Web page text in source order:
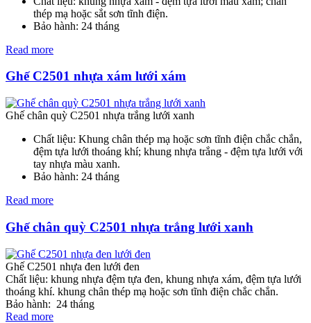
thép mạ hoặc sắt sơn tĩnh điện.
Bảo hành: 24 tháng
Read more
Ghế C2501 nhựa xám lưới xám
Ghế chân quỳ C2501 nhựa trắng lưới xanh
Chất liệu: Khung chân thép mạ hoặc sơn tĩnh điện chắc chắn,
đệm tựa lưới thoáng khí; khung nhựa trắng - đệm tựa lưới với
tay nhựa màu xanh.
Bảo hành: 24 tháng
Read more
Ghế chân quỳ C2501 nhựa trắng lưới xanh
Ghế C2501 nhựa đen lưới đen
Chất liệu: khung nhựa đệm tựa đen, khung nhựa xám, đệm tựa lưới
thoáng khí. khung chân thép mạ hoặc sơn tĩnh điện chắc chắn.
Bảo hành: 24 tháng
Read more